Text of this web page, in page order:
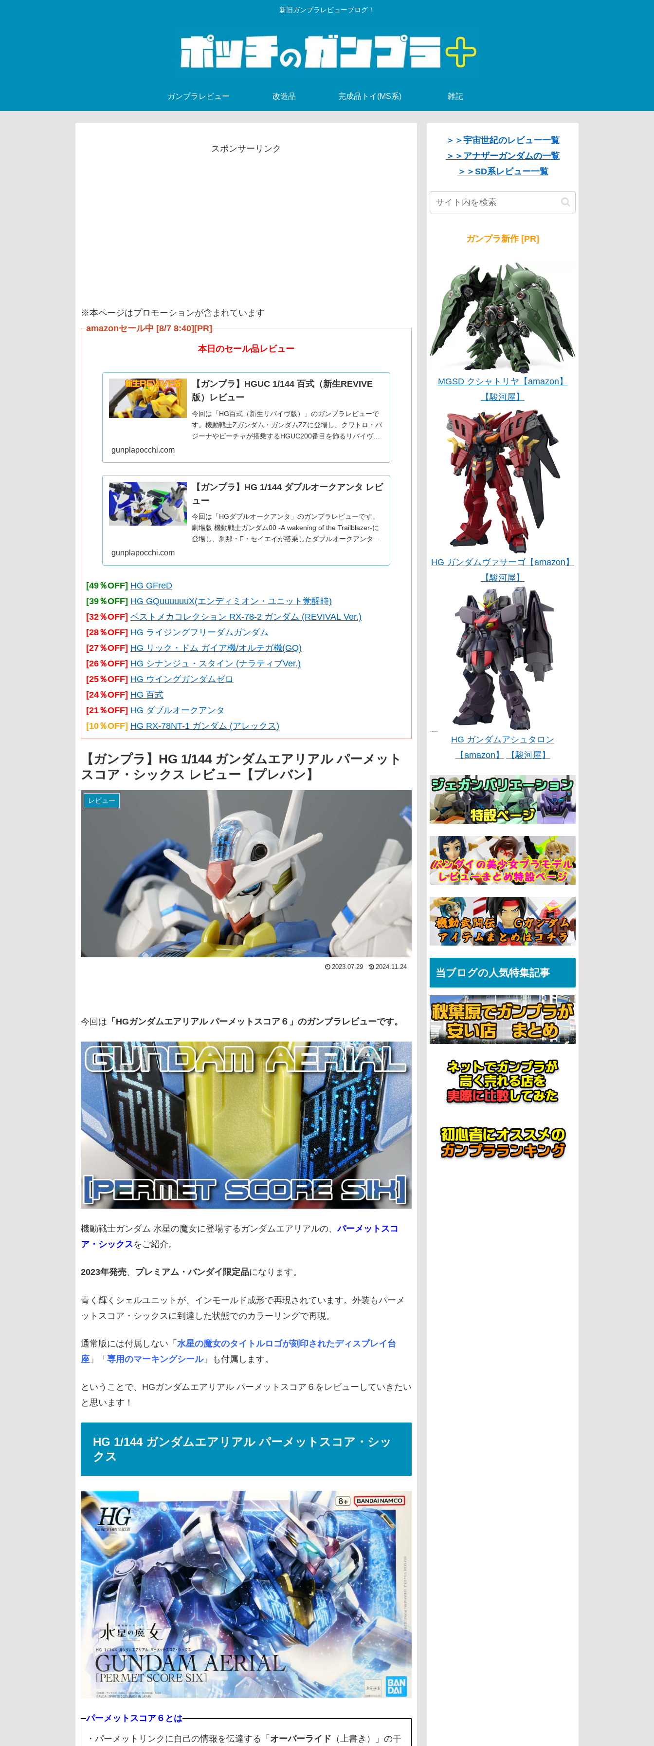
新旧ガンプラレビューブログ！
ガンプラレビュー 改造品 完成品トイ(MS系) 雑記
スポンサーリンク
※本ページはプロモーションが含まれています
amazonセール中 [8/7 8:40][PR]
本日のセール品レビュー
【ガンプラ】HGUC 1/144 百式（新生REVIVE
版）レビュー
今回は「HG百式（新生リバイヴ版）」のガンプラレビューで
す。機動戦士Zガンダム・ガンダムZZに登場し、クワトロ・バ
ジーナやビーチャが搭乗するHGUC200番目を飾るリバイヴ版
gunplapocchi.com
【ガンプラ】HG 1/144 ダブルオークアンタ レビ
ュー
今回は「HGダブルオークアンタ」のガンプラレビューです。
劇場版 機動戦士ガンダム00 -A wakening of the Trailblazer-に
登場し、刹那・F・セイエイが搭乗したダブルオークアンタの
gunplapocchi.com
[49％OFF] HG GFreD
[39％OFF] HG GQuuuuuuX(エンディミオン・ユニット覚醒時)
[32％OFF] ベストメカコレクション RX-78-2 ガンダム (REVIVAL Ver.)
[28％OFF] HG ライジングフリーダムガンダム
[27％OFF] HG リック・ドム ガイア機/オルテガ機(GQ)
[26％OFF] HG シナンジュ・スタイン (ナラティブVer.)
[25％OFF] HG ウイングガンダムゼロ
[24％OFF] HG 百式
[21％OFF] HG ダブルオークアンタ
[10％OFF] HG RX-78NT-1 ガンダム (アレックス)
【ガンプラ】HG 1/144 ガンダムエアリアル パーメット
スコア・シックス レビュー【プレバン】
レビュー
2023.07.29 2024.11.24
今回は 「HGガンダムエアリアル パーメットスコア６」のガンプラレビューです。
機動戦士ガンダム 水星の魔女に登場するガンダムエアリアルの、パーメットスコ
ア・シックスをご紹介。
2023年発売、 プレミアム・バンダイ限定品になります。
青く輝くシェルユニットが、インモールド成形で再現されています。外装もパーメ
ットスコア・シックスに到達した状態でのカラーリングで再現。
通常版には付属しない「 水星の魔女のタイトルロゴが刻印されたディスプレイ台
座 」「 専用のマーキングシール」も付属します。
ということで、HGガンダムエアリアル パーメットスコア６をレビューしていきたい
と思います！
HG 1/144 ガンダムエアリアル パーメットスコア・シッ
クス
パーメットスコア６とは
・パーメットリンクに自己の情報を伝達する「 オーバーライド （上書き）」の干
＞＞宇宙世紀のレビュー一覧
＞＞アナザーガンダムの一覧
＞＞SD系レビュー一覧
ガンプラ新作 [PR]
MGSD クシャトリヤ【amazon】
【駿河屋】
HG ガンダムヴァサーゴ【amazon】
【駿河屋】
HG ガンダムアシュタロン
【amazon】
【駿河屋】
当ブログの人気特集記事